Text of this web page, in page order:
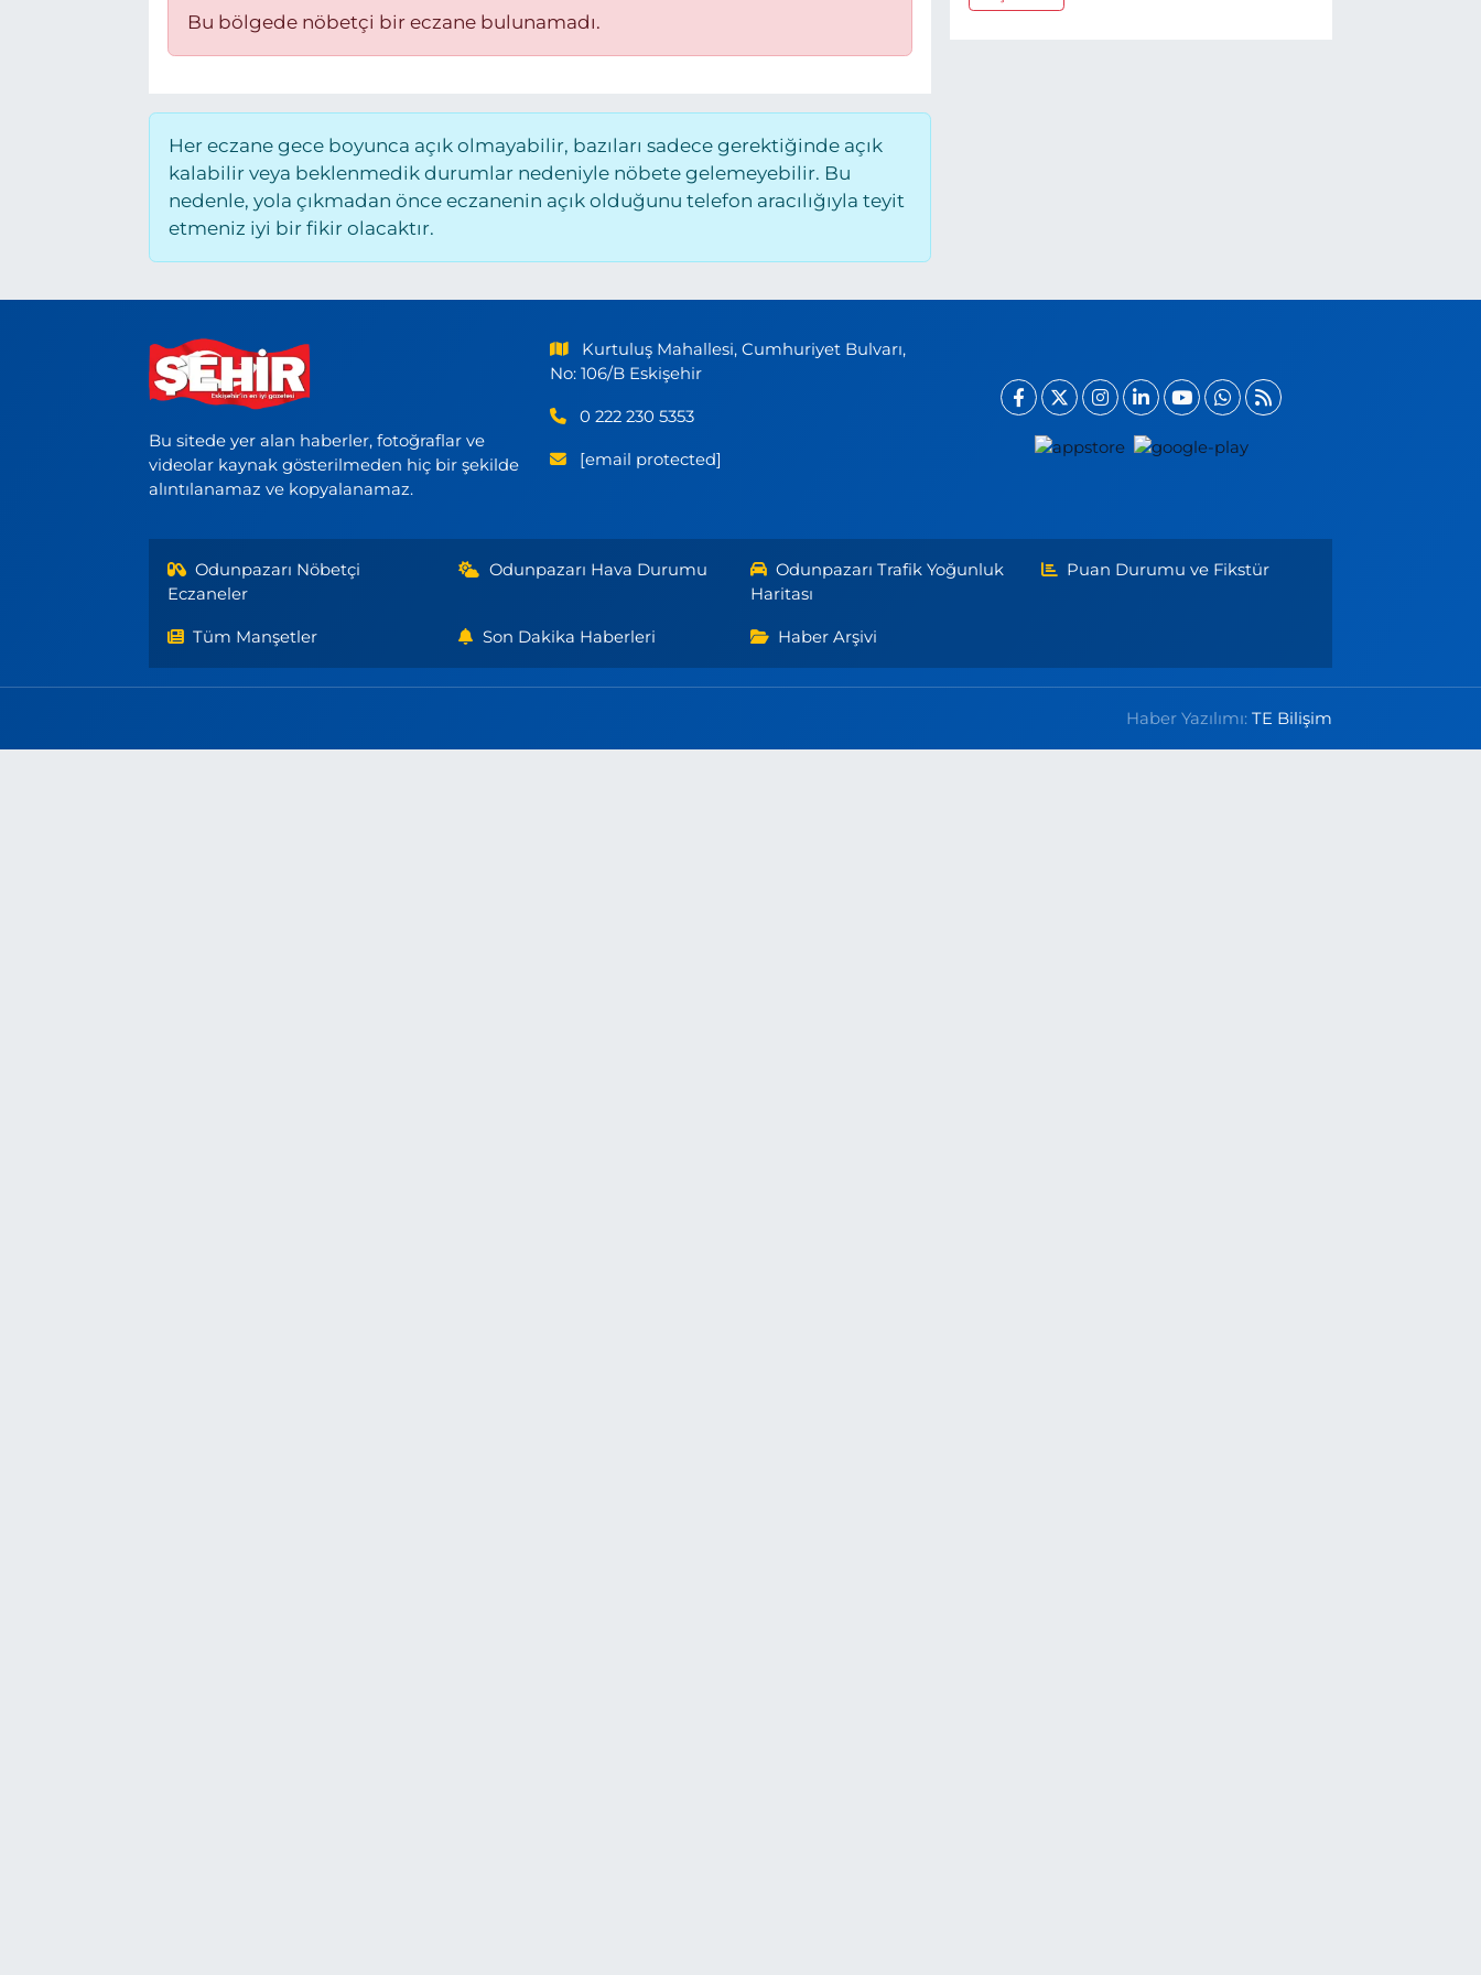
Bu bölgede nöbetçi bir eczane bulunamadı.
Her eczane gece boyunca açık olmayabilir, bazıları sadece gerektiğinde açık
kalabilir veya beklenmedik durumlar nedeniyle nöbete gelemeyebilir. Bu
nedenle, yola çıkmadan önce eczanenin açık olduğunu telefon aracılığıyla teyit
etmeniz iyi bir fikir olacaktır.
Bu sitede yer alan haberler, fotoğraflar ve
videolar kaynak gösterilmeden hiç bir şekilde
alıntılanamaz ve kopyalanamaz.
Kurtuluş Mahallesi, Cumhuriyet Bulvarı,
No: 106/B Eskişehir
0 222 230 5353
[email protected]
Odunpazarı Nöbetçi
Eczaneler
Odunpazarı Hava Durumu
Odunpazarı Trafik Yoğunluk
Haritası
Puan Durumu ve Fikstür
Tüm Manşetler Son Dakika Haberleri Haber Arşivi
Haber Yazılımı:TE Bilişim